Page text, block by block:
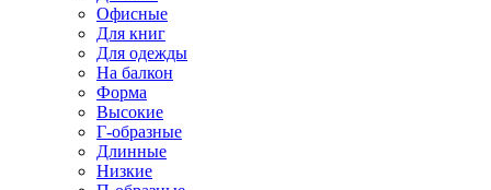
Офисные
Для книг
Для одежды
На балкон
Форма
Высокие
Г-образные
Длинные
Низкие